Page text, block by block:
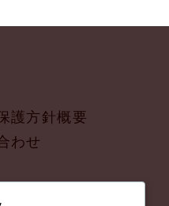
護方針概要
わせ